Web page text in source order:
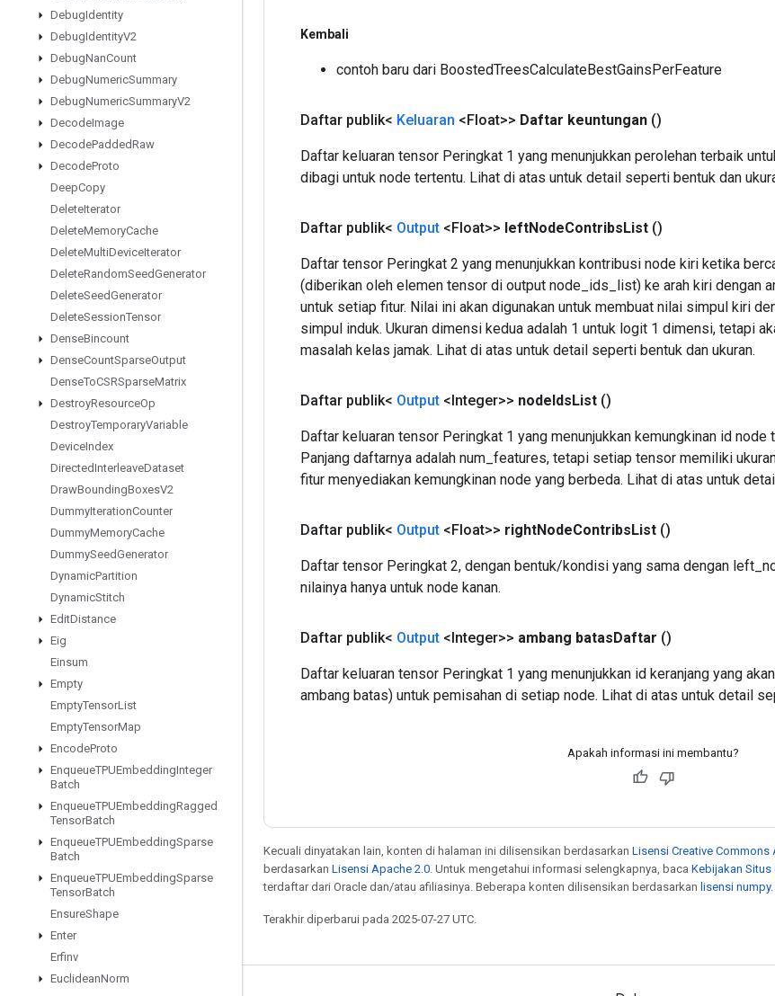
DebugIdentity
DebugIdentityV2
DebugNanCount
DebugNumericSummary
DebugNumericSummaryV2
DecodeImage
DecodePaddedRaw
DecodeProto
DeepCopy
DeleteIterator
DeleteMemoryCache
DeleteMultiDeviceIterator
DeleteRandomSeedGenerator
DeleteSeedGenerator
DeleteSessionTensor
DenseBincount
DenseCountSparseOutput
DenseToCSRSparseMatrix
DestroyResourceOp
DestroyTemporaryVariable
DeviceIndex
DirectedInterleaveDataset
DrawBoundingBoxesV2
DummyIterationCounter
DummyMemoryCache
DummySeedGenerator
DynamicPartition
DynamicStitch
EditDistance
Eig
Einsum
Empty
EmptyTensorList
EmptyTensorMap
EncodeProto
EnqueueTPUEmbeddingInteger
Batch
EnqueueTPUEmbeddingRagged
TensorBatch
EnqueueTPUEmbeddingSparse
Batch
EnqueueTPUEmbeddingSparse
TensorBatch
EnsureShape
Enter
Erfinv
EuclideanNorm
Kembali
contoh baru dari BoostedTreesCalculateBestGainsPerFeature
Daftar publik< Keluaran <Float>> Daftar keuntungan ()
Daftar keluaran tensor Peringkat 1 yang menunjukkan perolehan terbaik
dibagi untuk node tertentu. Lihat di atas untuk detail seperti bentuk dan
Daftar publik< Output <Float>> leftNodeContribsList ()
Daftar tensor Peringkat 2 yang menunjukkan kontribusi node kiri ketika
(diberikan oleh elemen tensor di output node_ids_list) ke arah kiri dengan
untuk setiap fitur. Nilai ini akan digunakan untuk membuat nilai simpul kiri
simpul induk. Ukuran dimensi kedua adalah 1 untuk logit 1 dimensi, tetapi
masalah kelas jamak. Lihat di atas untuk detail seperti bentuk dan ukuran.
Daftar publik< Output <Integer>> nodeIdsList ()
Daftar keluaran tensor Peringkat 1 yang menunjukkan kemungkinan id node
Panjang daftarnya adalah num_features, tetapi setiap tensor memiliki
fitur menyediakan kemungkinan node yang berbeda. Lihat di atas untuk
Daftar publik< Output <Float>> rightNodeContribsList ()
Daftar tensor Peringkat 2, dengan bentuk/kondisi yang sama dengan
nilainya hanya untuk node kanan.
Daftar publik< Output <Integer>> ambang batasDaftar ()
Daftar keluaran tensor Peringkat 1 yang menunjukkan id keranjang yang
ambang batas) untuk pemisahan di setiap node. Lihat di atas untuk detail
Apakah informasi ini membantu?
Kecuali dinyatakan lain, konten di halaman ini dilisensikan berdasarkan Lisensi Creative Commons
berdasarkan Lisensi Apache 2.0 . Untuk mengetahui informasi selengkapnya, baca Kebijakan
terdaftar dari Oracle dan/atau afiliasinya. Beberapa konten dilisensikan berdasarkan lisensi numpy.
Terakhir diperbarui pada 2025-07-27 UTC.